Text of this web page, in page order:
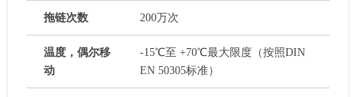
拖链次数 200万次
温度，偶尔移
动
-15℃至 +70℃最大限度（按照DIN
EN 50305标准）